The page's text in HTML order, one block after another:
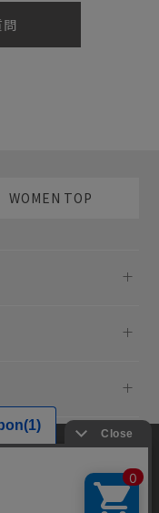
WOMEN TOP
の最適な提供、トラフィ
す。サイトの閲覧を継続